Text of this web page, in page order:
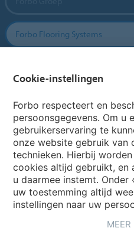
Forbo Flooring Systems
Website
Kies uw land
My Forbo
Cookie-instellingen
Forbo respecteert en
persoonsgegevens. Om u
gebruikerservaring te
onze website gebruik van
technieken. Hierbij
cookies altijd gebruikt, en
u daarmee instemt. Onder
uw toestemming altijd
instellingen naar uw
MEER